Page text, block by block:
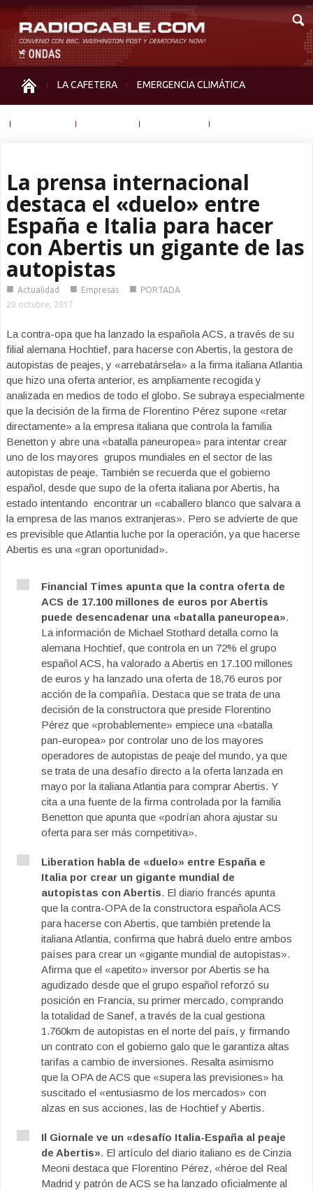
LA CAFETERA EMERGENCIA CLIMÁTICA
La prensa internacional
destaca el «duelo» entre
España e Italia para hacer
con Abertis un gigante de las
autopistas
■ Actualidad ■ Empresas ■ PORTADA
20 octubre, 2017
La contra-opa que ha lanzado la española ACS, a través de su
filial alemana Hochtief, para hacerse con Abertis, la gestora de
autopistas de peajes, y «arrebatársela» a la firma italiana Atlantia
que hizo una oferta anterior, es ampliamente recogida y
analizada en medios de todo el globo. Se subraya especialmente
que la decisión de la firma de Florentino Pérez supone «retar
directamente» a la empresa italiana que controla la familia
Benetton y abre una «batalla paneuropea» para intentar crear
uno de los mayores grupos mundiales en el sector de las
autopistas de peaje. También se recuerda que el gobierno
español, desde que supo de la oferta italiana por Abertis, ha
estado intentando encontrar un «caballero blanco que salvara a
la empresa de las manos extranjeras». Pero se advierte de que
es previsible que Atlantia luche por la operación, ya que hacerse
Abertis es una «gran oportunidad».
Financial Times apunta que la contra oferta de
ACS de 17.100 millones de euros por Abertis
puede desencadenar una «batalla paneuropea».
La información de Michael Stothard detalla como la
alemana Hochtief, que controla en un 72% el grupo
español ACS, ha valorado a Abertis en 17.100 millones
de euros y ha lanzado una oferta de 18,76 euros por
acción de la compañía. Destaca que se trata de una
decisión de la constructora que preside Florentino
Pérez que «probablemente» empiece una «batalla
pan-europea» por controlar uno de los mayores
operadores de autopistas de peaje del mundo, ya que
se trata de una desafío directo a la oferta lanzada en
mayo por la italiana Atlantia para comprar Abertis. Y
cita a una fuente de la firma controlada por la familia
Benetton que apunta que «podrían ahora ajustar su
oferta para ser más competitiva».
Liberation habla de «duelo» entre España e
Italia por crear un gigante mundial de
autopistas con Abertis. El diario francés apunta
que la contra-OPA de la constructora española ACS
para hacerse con Abertis, que también pretende la
italiana Atlantia, confirma que habrá duelo entre ambos
países para crear un «gigante mundial de autopistas».
Afirma que el «apetito» inversor por Abertis se ha
agudizado desde que el grupo español reforzó su
posición en Francia, su primer mercado, comprando
la totalidad de Sanef, a través de la cual gestiona
1.760km de autopistas en el norte del país, y firmando
un contrato con el gobierno galo que le garantiza altas
tarifas a cambio de inversiones. Resalta asimismo
que la OPA de ACS que «supera las previsiones» ha
suscitado el «entusiasmo de los mercados» con
alzas en sus acciones, las de Hochtief y Abertis.
Il Giornale ve un «desafío Italia-España al peaje
de Abertis». El artículo del diario italiano es de Cinzia
Meoni destaca que Florentino Pérez, «héroe del Real
Madrid y patrón de ACS se ha lanzado oficialmente al